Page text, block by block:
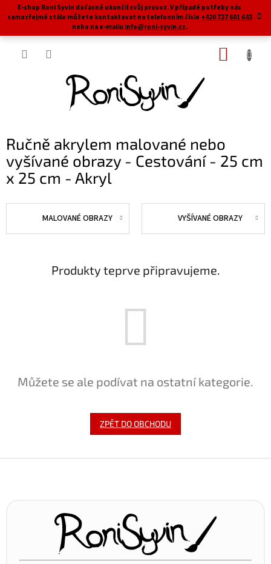
PřejítE-shop Roni Syvin dočasně ukončil svůj provoz. V případě potřeby nás
samozřejmě stále můžete kontaktovat na telefonním čísle +420 737 601 643
nebo na e-mailu info@roni-syvin.cz.
Ručně akrylem malované nebo
vyšívané obrazy - Cestování - 25 cm
x 25 cm - Akryl
MALOVANÉ OBRAZY VYŠÍVANÉ OBRAZY
Produkty teprve připravujeme.
Můžete se ale podívat na ostatní kategorie.
ZPĚT DO OBCHODU